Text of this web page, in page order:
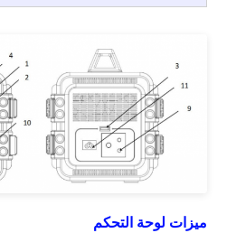
ميزات لوحة التحكم